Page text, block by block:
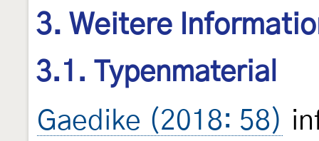
3. Weitere
3.1. Typenmaterial
Gaedike (2018: 58)